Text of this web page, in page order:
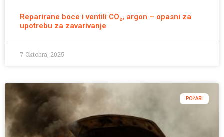
Reparirane boce i ventili CO₂, argon – opasni za
upotrebu za zavarivanje
7 Oktobra, 2025
POŽARI